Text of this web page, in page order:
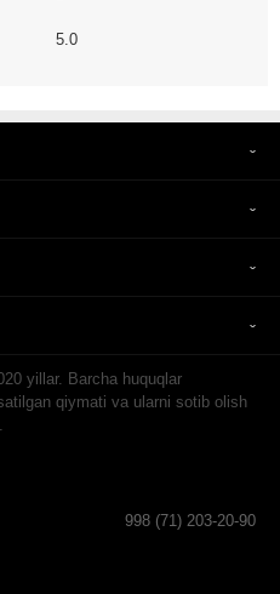
5.0
yillar. Barcha huquqlar
qiymati va ularni sotib olish
998 (71) 203-20-90